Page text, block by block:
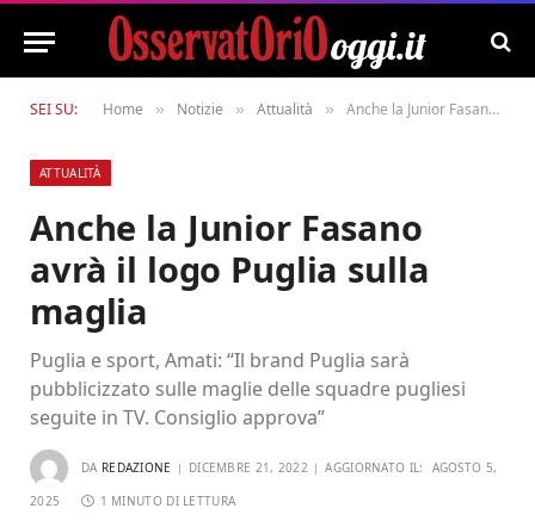
SEI SU: Home » Notizie » Attualità » Anche la Junior Fasano avrà il logo Puglia sulla maglia
ATTUALITÀ
Anche la Junior Fasano
avrà il logo Puglia sulla
maglia
Puglia e sport, Amati: “Il brand Puglia sarà
pubblicizzato sulle maglie delle squadre pugliesi
seguite in TV. Consiglio approva”
DA REDAZIONE DICEMBRE 21, 2022 AGGIORNATO IL: AGOSTO 5,
2025 1 MINUTO DI LETTURA